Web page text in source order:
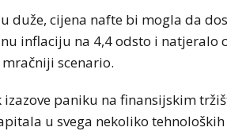
duže, cijena nafte bi mogla da
inflaciju na 4,4 odsto i natjeralo
scenario.
izazove paniku na finansijskim
u svega nekoliko